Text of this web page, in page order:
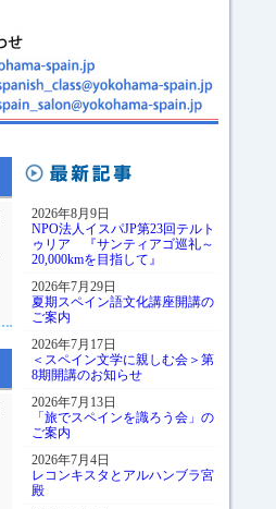
2026年8月9日
NPO法人イスパJP第23回テルト
ゥリア 『サンティアゴ巡礼～
20,000kmを目指して』
2026年7月29日
夏期スペイン語文化講座開講の
ご案内
2026年7月17日
＜スペイン文学に親しむ会＞第
8期開講のお知らせ
2026年7月13日
「旅でスペインを識ろう会」の
ご案内
2026年7月4日
レコンキスタとアルハンブラ宮
殿